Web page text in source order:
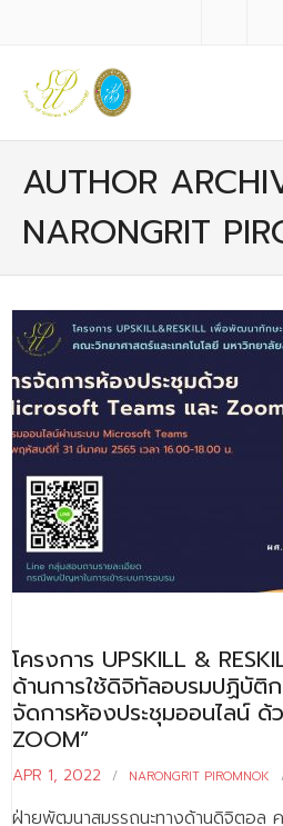
- ปรัชญาการจัดการศึกษา มหาวิทยาลัย
- ประวัติความเป็นมาของคณะ
- บุคลากร
- - สำนักงานคณะวิทยาศาสตร์และเทคโน
- - บุคลากรวิชาการ
- - บุคลากรสนับสนุน
หลักสูตร
- - วิทยาการคอมพิวเตอร์
- - วิทยาศาสตร์เครื่องสำอาง
- - อาชีวอนามัยและความปลอดภัย
- - อนามัยสิ่งแวดล้อมและสาธารณภัย
AUTHOR
NARONGRIT
โครงการ UPSKILL &
ด้านการใช้ดิจิทัลอบรมปฏิบัติ
จัดการห้องประชุมออนไลน์ ด้
ZOOM”
APR 1, 2022 NARONGRIT PIROMNOK
ฝ่ายพัฒนาสมรรถนะทางด้านดิจิตอล